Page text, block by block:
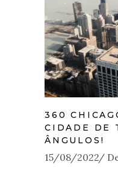
360
CIDADE DE
ÂNGULOS!
15/08/2022